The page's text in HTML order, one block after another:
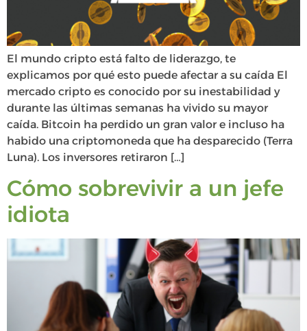
El mundo cripto está falto de liderazgo, te
explicamos por qué esto puede afectar a su caída El
mercado cripto es conocido por su inestabilidad y
durante las últimas semanas ha vivido su mayor
caída. Bitcoin ha perdido un gran valor e incluso ha
habido una criptomoneda que ha desparecido (Terra
Luna). Los inversores retiraron […]
Cómo sobrevivir a un jefe
idiota